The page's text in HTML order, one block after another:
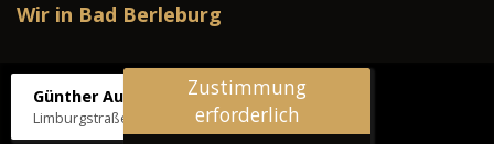
Wir in Bad Berleburg
Günther Autos & Service
Limburgstraße 39, 57319 Bad Berleburg
Zustimmung
erforderlich